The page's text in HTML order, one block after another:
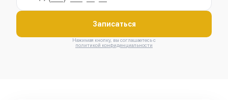
Fluke 190-102/S
Записаться
Нажимая кнопку, вы соглашаетесь с
политикой конфиденциальности